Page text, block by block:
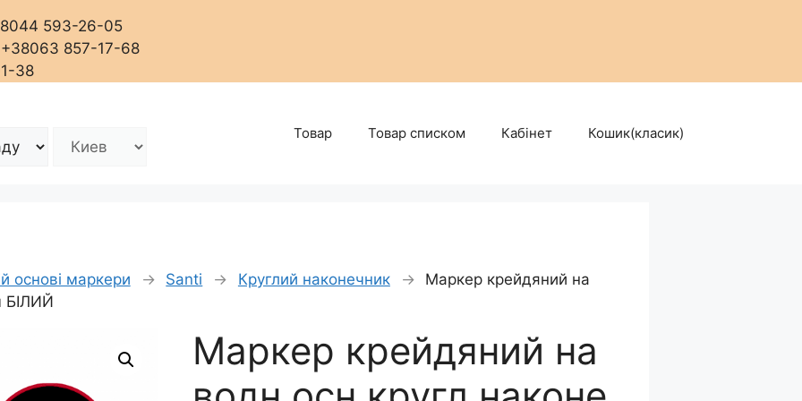
593-26-05
857-17-68
38
Товар Товар списком Кабінет Кошик(класик)
основі маркери → Santi → Круглий наконечник →
Маркер крейдяний на
БІЛИЙ
Маркер крейдяний на